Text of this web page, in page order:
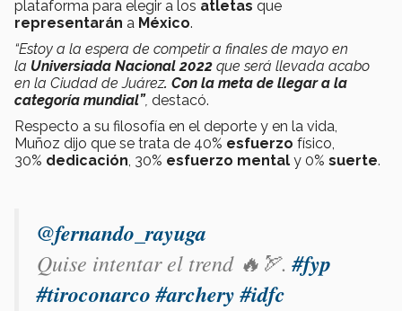
plataforma para elegir a los atletas que
representarán a México.
“Estoy a la espera de competir a finales de mayo en
la Universiada Nacional 2022 que será llevada acabo
en la Ciudad de Juárez. Con la meta de llegar a la
categoría mundial”, destacó.
Respecto a su filosofía en el deporte y en la vida,
Muñoz dijo que se trata de 40% esfuerzo físico,
30% dedicación, 30% esfuerzo mental y 0% suerte.
@fernando_rayuga
Quise intentar el trend 🔥🏹.#fyp
#tiroconarco #archery #idfc